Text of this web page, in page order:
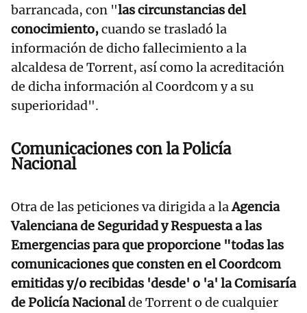
barrancada, con "las circunstancias del
conocimiento,cuando se trasladó la
información de dicho fallecimiento a la
alcaldesa de Torrent, así como la acreditación
de dicha información al Coordcom y a su
superioridad".
Comunicaciones con la Policía
Nacional
Otra de las peticiones va dirigida a laAgencia
Valenciana de Seguridad y Respuesta a las
Emergencias para que proporcione "todas las
comunicaciones que consten en el Coordcom
emitidas y/o recibidas 'desde' o 'a' la Comisaría
de Policía Nacionalde Torrent o de cualquier